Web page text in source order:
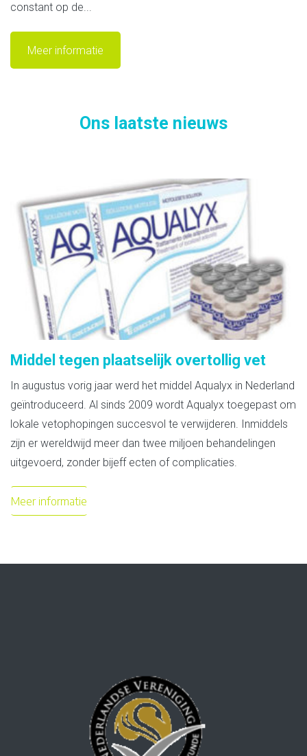
constant op de...
Meer informatie
Ons laatste nieuws
Middel tegen plaatselijk overtollig vet
In augustus vorig jaar werd het middel Aqualyx in Nederland
geïntroduceerd. Al sinds 2009 wordt Aqualyx toegepast om
lokale vetophopingen succesvol te verwijderen. Inmiddels
zijn er wereldwijd meer dan twee miljoen behandelingen
uitgevoerd, zonder bijeff ecten of complicaties.
Meer informatie